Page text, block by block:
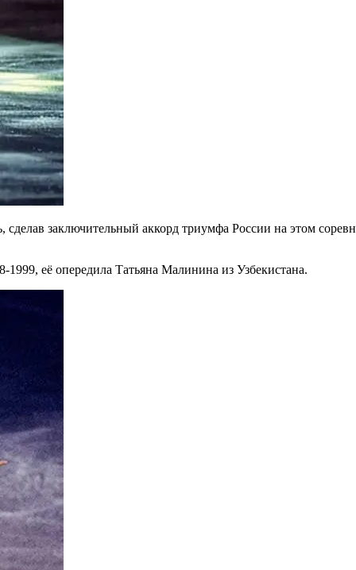
заключительный аккорд триумфа России на этом
её опередила Татьяна Малинина из Узбекистана.